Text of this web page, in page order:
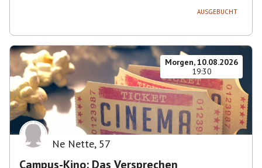
AUSGEBUCHT
Morgen, 10.08.2026
19:30
Ne Nette, 57
Campus-Kino: Das Versprechen